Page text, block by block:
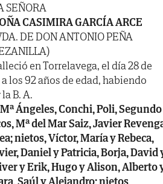
SEÑORA
CASIMIRA GARCÍA ARCE
DE DON ANTONIO PEÑA
en Torrelavega, el día 28 de
los 92 años de edad, habiendo
B. A.
Ángeles, Conchi, Poli,
Mª del Mar Saiz, Javier
nietos, Víctor, María y Rebeca,
Daniel y Patricia, Borja, David
y Erik, Hugo y Alison, Alberto